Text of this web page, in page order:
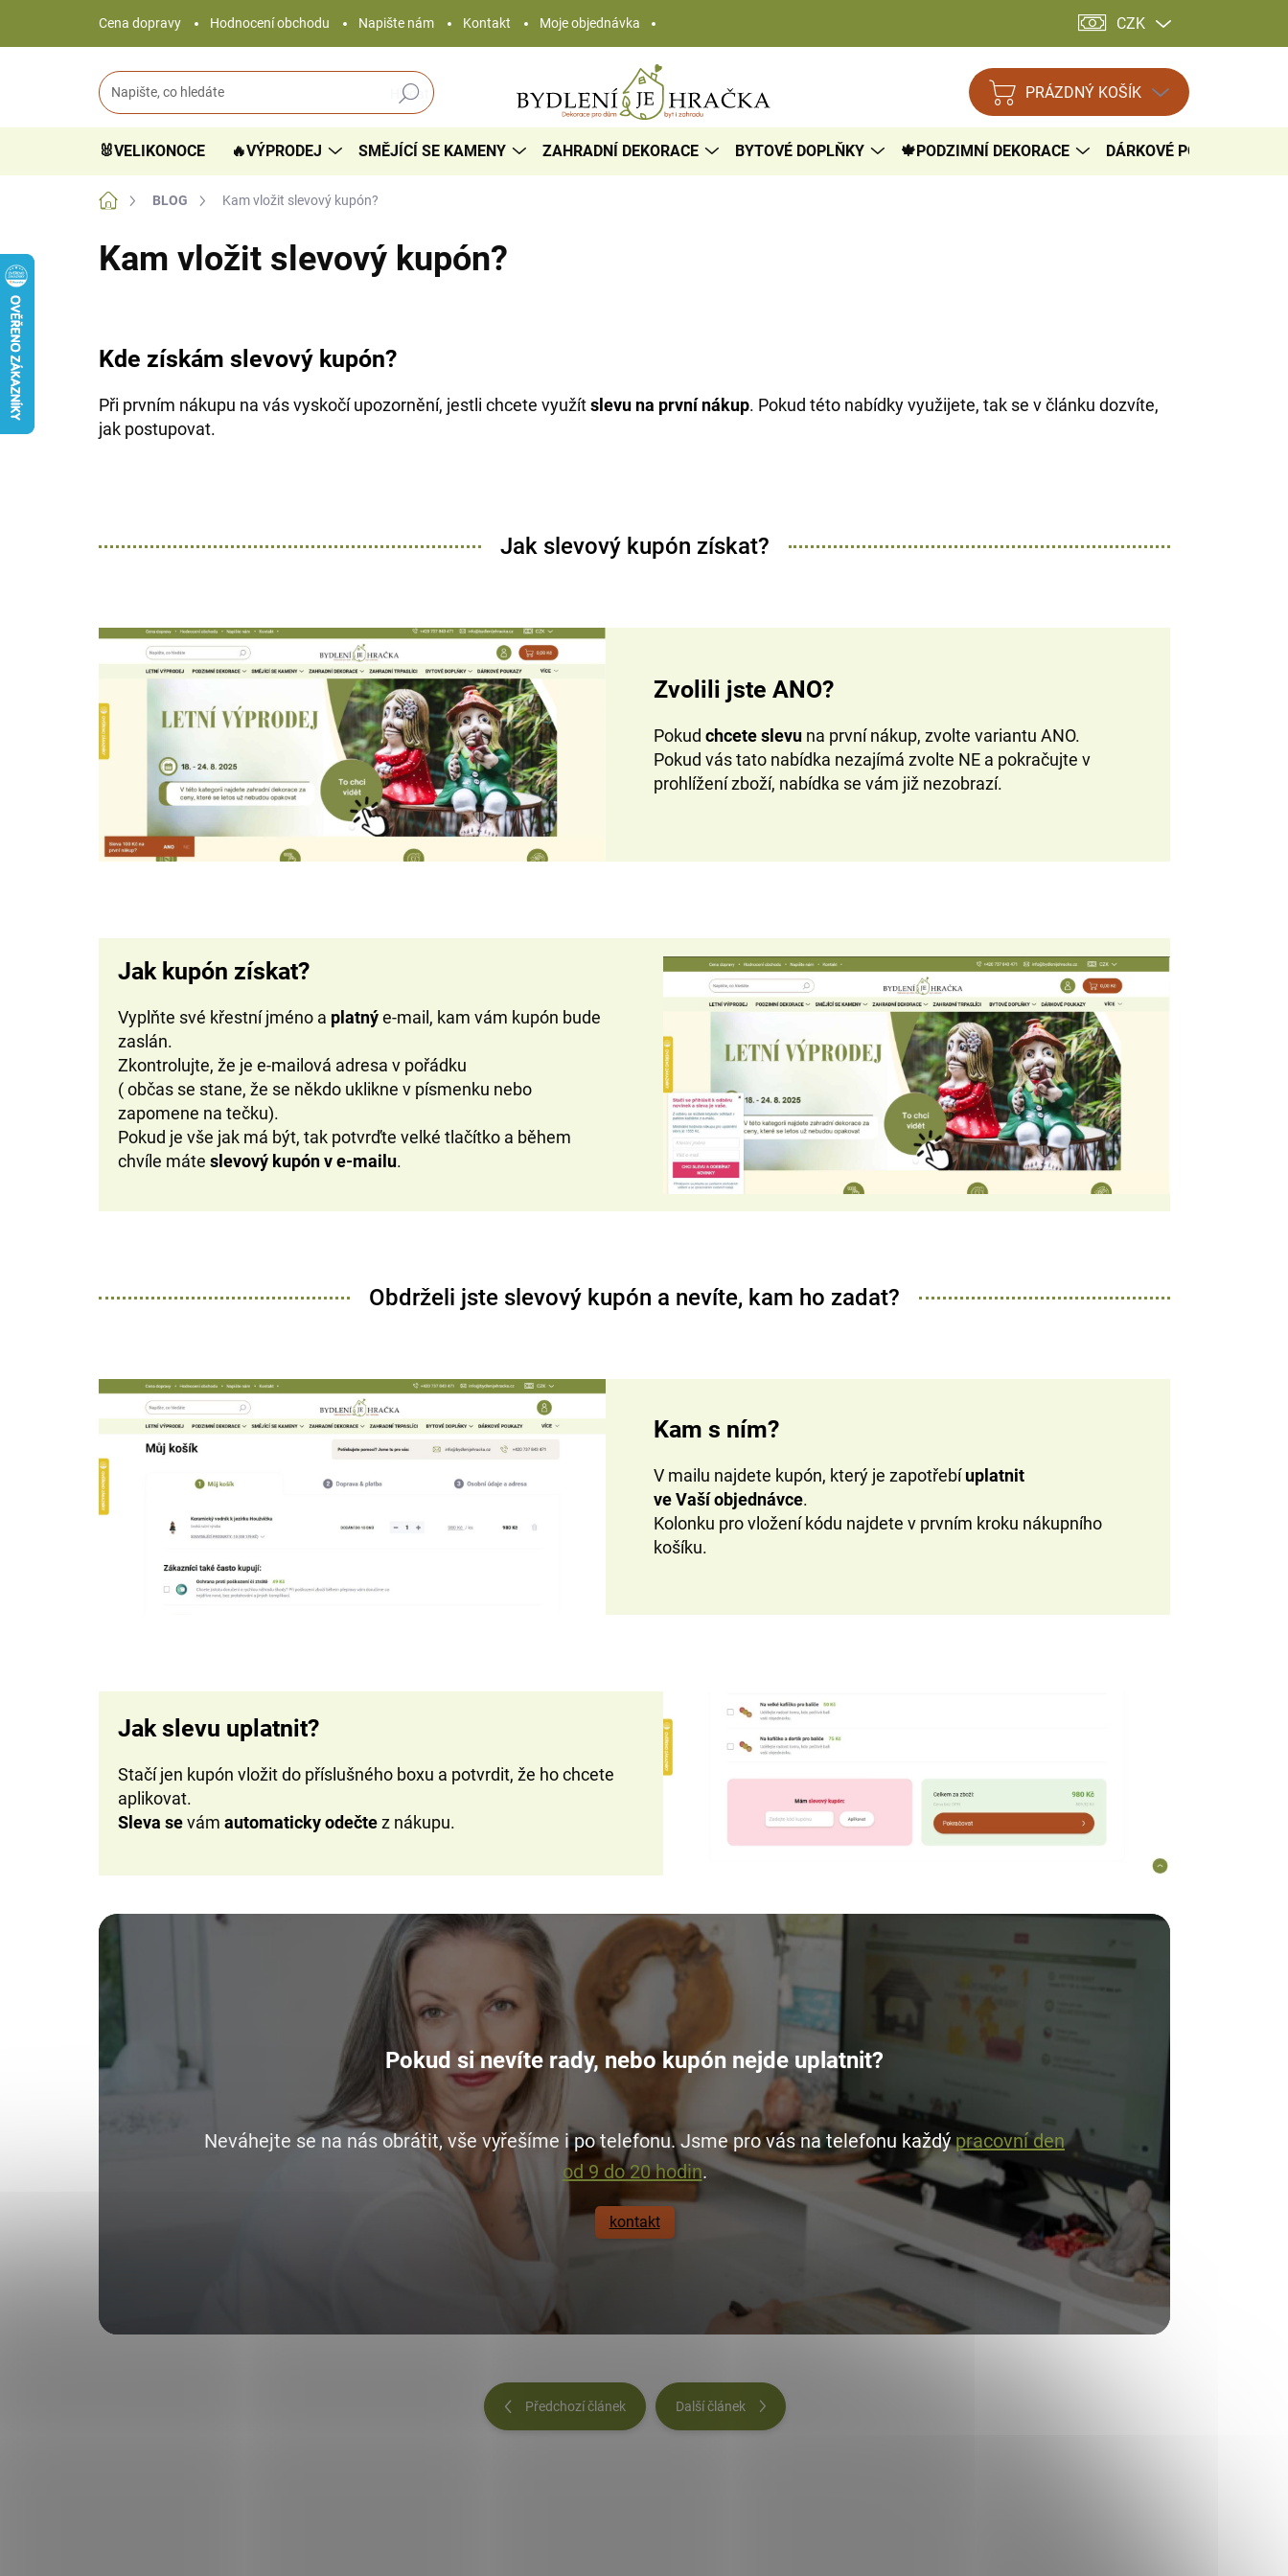
obsah
Cena dopravy Hodnocení obchodu Napište nám Kontakt Moje objednávka CZK
Hledat
NÁKUPNÍ
KOŠÍK
PRÁZDNÝ KOŠÍK
🐰VELIKONOCE 🔥VÝPRODEJ SMĚJÍCÍ SE KAMENY ZAHRADNÍ DEKORACE BYTOVÉ DOPLŇKY 🍁PODZIMNÍ DEKORACE DÁRKOVÉ POUKAZY
Domů BLOG Kam vložit slevový kupón?
Kam vložit slevový kupón?
Kde získám slevový kupón?
Při prvním nákupu na vás vyskočí upozornění, jestli chcete využítslevu na první nákup. Pokud této nabídky využijete, tak se v článku dozvíte,
jak postupovat.
Jak slevový kupón získat?
Zvolili jste ANO?
Pokud chcete slevu na první nákup, zvolte variantu ANO.
Pokud vás tato nabídka nezajímá zvolte NE a pokračujte v
prohlížení zboží, nabídka se vám již nezobrazí.
Jak kupón získat?
Vyplňte své křestní jméno a platnýe-mail, kam vám kupón bude
zaslán.
Zkontrolujte, že je e-mailová adresa v pořádku
( občas se stane, že se někdo uklikne v písmenku nebo
zapomene na tečku).
Pokud je vše jak má být, tak potvrďte velké tlačítko a během
chvíle máte slevový kupón v e-mailu.
Obdrželi jste slevový kupón a nevíte, kam ho zadat?
Kam s ním?
V mailu najdete kupón, který je zapotřebíuplatnit
veVašíobjednávce.
Kolonku pro vložení kódu najdete v prvním kroku nákupního
košíku.
Jak slevu uplatnit?
Stačí jen kupón vložit do příslušného boxu a potvrdit, že ho chcete
aplikovat.
Sleva sevám automaticky odečtez nákupu.
Pokud si nevíte rady, nebo kupón nejde uplatnit?
Neváhejte se na nás obrátit, vše vyřešíme i po telefonu. Jsme pro vás na telefonu každýpracovní den
od 9 do 20 hodin.
kontakt
Předchozí článek Další článek